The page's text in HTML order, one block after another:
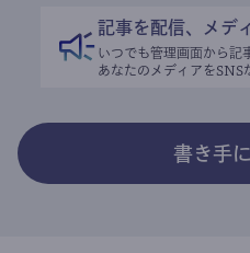
記事を配信、メデ
いつでも管理画面から記
あなたのメディアをSNS
書き手